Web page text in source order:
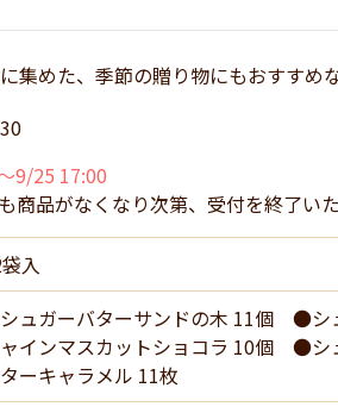
集めた、季節の贈り物にもおすすめ
9/25 17:00
品がなくなり次第、受付を終了いた
入
ュガーバターサンドの木 11個 ●シ
インマスカットショコラ 10個 ●シ
ーキャラメル 11枚